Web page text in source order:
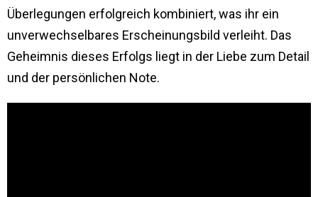
Überlegungen erfolgreich kombiniert, was ihr ein
unverwechselbares Erscheinungsbild verleiht. Das
Geheimnis dieses Erfolgs liegt in der Liebe zum Detail
und der persönlichen Note.